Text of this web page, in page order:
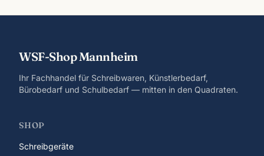
WSF-Shop Mannheim
Ihr Fachhandel für Schreibwaren, Künstlerbedarf,
Bürobedarf und Schulbedarf — mitten in den Quadraten.
SHOP
Schreibgeräte